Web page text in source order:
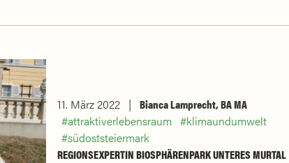
11. März 2022
Bianca Lamprecht, BA MA
attraktiverlebensraum
klimaundumwelt
südoststeiermark
REGIONSEXPERTIN BIOSPHÄRENPARK UNTERES MURTAL